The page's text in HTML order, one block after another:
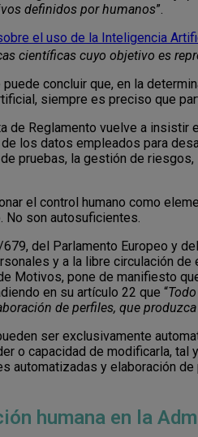
definidos por humanos”.
el uso de la Inteligencia
científicas cuyo objetivo es
concluir que, en la
siempre es preciso que
de Reglamento vuelve a
los datos empleados para
pruebas, la gestión de
el control humano como
No son autosuficientes.
del Parlamento Europeo y
y a la libre circulación
Motivos, pone de manifiesto
en su artículo 22 que “
de perfiles, que
ser exclusivamente
o capacidad de modificarla, tal
automatizadas y elaboración
humana en la